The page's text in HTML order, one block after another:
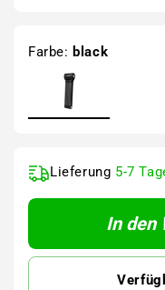
Farbe: black
Lieferung 5-7
In den